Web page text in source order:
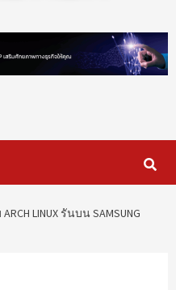
LINUX รันบน SAMSUNG